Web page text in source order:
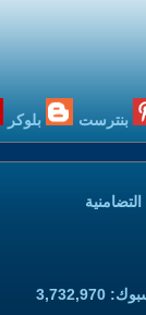
بنترست بلوكر